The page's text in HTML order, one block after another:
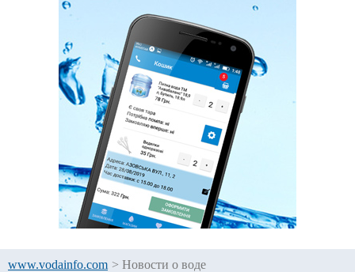
www.vodainfo.com > Новости о воде